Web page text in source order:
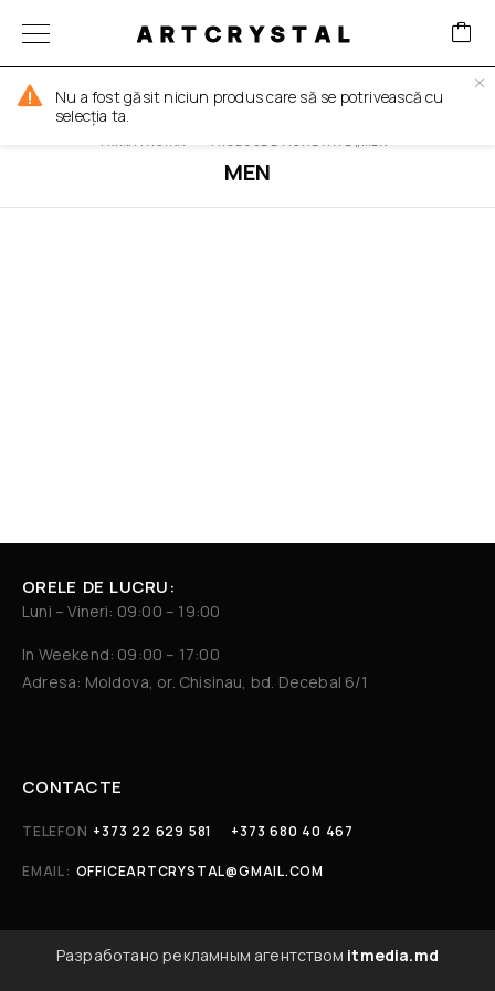
ARTCRYSTAL
FILTER
MEN
PRIMA PAGINĂ PRODUSE ETICHETATE „MEN”
ORELE DE LUCRU:
Luni – Vineri: 09:00 – 19:00
In Weekend: 09:00 – 17:00
Adresa: Moldova, or. Chisinau, bd. Decebal 6/1
CONTACTE
TELEFON +373 22 629 581 +373 680 40 467
EMAIL: OFFICEARTCRYSTAL@GMAIL.COM
Разработано рекламным агентством itmedia.md
Nu a fost găsit niciun produs care să se potrivească cu
selecția ta.